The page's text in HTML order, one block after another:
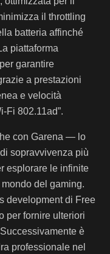
il throttling
batteria affinché
piattaforma
garantire
a prestazioni
e velocità
Fi 802.11ad”.
con Garena — lo
sopravvivenza più
esplorare le infinite
del gaming.
development di Free
per fornire ulteriori
è
professionale nel